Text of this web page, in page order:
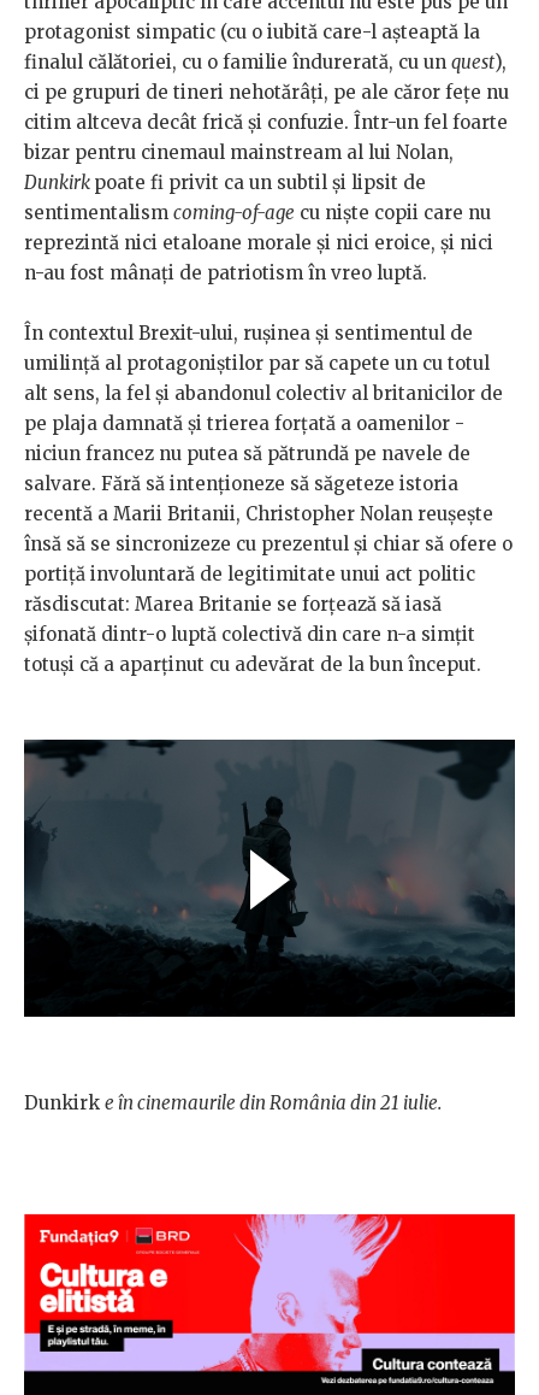
protagonist simpatic (cu o iubită care-l așteaptă la
finalul călătoriei, cu o familie îndurerată, cu un quest),
ci pe grupuri de tineri nehotărâți, pe ale căror fețe nu
citim altceva decât frică și confuzie. Într-un fel foarte
bizar pentru cinemaul mainstream al lui Nolan,
Dunkirk poate fi privit ca un subtil și lipsit de
sentimentalism coming-of-age cu niște copii care nu
reprezintă nici etaloane morale și nici eroice, și nici
n-au fost mânați de patriotism în vreo luptă.
În contextul Brexit-ului, rușinea și sentimentul de
umilință al protagoniștilor par să capete un cu totul
alt sens, la fel și abandonul colectiv al britanicilor de
pe plaja damnată și trierea forțată a oamenilor -
niciun francez nu putea să pătrundă pe navele de
salvare. Fără să intenționeze să săgeteze istoria
recentă a Marii Britanii, Christopher Nolan reușește
însă să se sincronizeze cu prezentul și chiar să ofere o
portiță involuntară de legitimitate unui act politic
răsdiscutat: Marea Britanie se forțează să iasă
șifonată dintr-o luptă colectivă din care n-a simțit
totuși că a aparținut cu adevărat de la bun început.
Dunkirk e în cinemaurile din România din 21 iulie.